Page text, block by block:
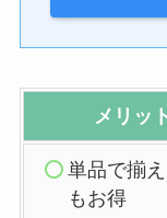
メリッ
単品で揃
もお得